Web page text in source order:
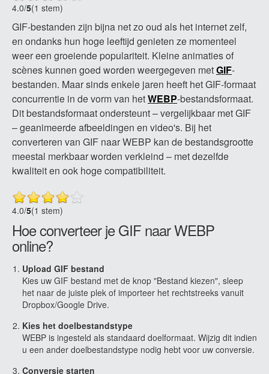
4.0/5(1 stem)
GIF-bestanden zijn bijna net zo oud als het internet zelf,
en ondanks hun hoge leeftijd genieten ze momenteel
weer een groeiende populariteit. Kleine animaties of
scènes kunnen goed worden weergegeven metGIF-
bestanden. Maar sinds enkele jaren heeft het GIF-formaat
concurrentie in de vorm van hetWEBP-bestandsformaat.
Dit bestandsformaat ondersteunt – vergelijkbaar met GIF
– geanimeerde afbeeldingen en video's. Bij het
converteren van GIF naar WEBP kan de bestandsgrootte
meestal merkbaar worden verkleind – met dezelfde
kwaliteit en ook hoge compatibiliteit.
4.0/5(1 stem)
Hoe converteer je GIF naar WEBP
online?
Upload GIF bestand
Kies uw GIF bestand met de knop "Bestand kiezen", sleep
het naar de juiste plek of importeer het rechtstreeks vanuit
Dropbox/Google Drive.
Kies het doelbestandstype
WEBP is ingesteld als standaard doelformaat. Wijzig dit indien
u een ander doelbestandstype nodig hebt voor uw conversie.
Conversie starten